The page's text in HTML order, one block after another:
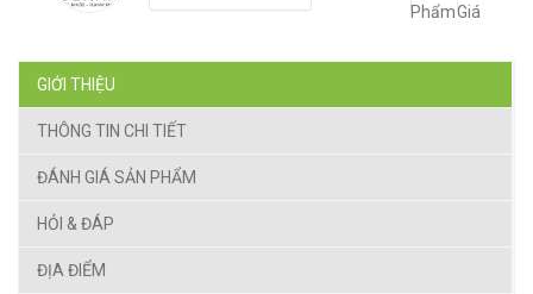
PhẩmGiá
GIỚI THIỆU
THÔNG TIN CHI TIẾT
ĐÁNH GIÁ SẢN PHẨM
HỎI & ĐÁP
ĐỊA ĐIỂM